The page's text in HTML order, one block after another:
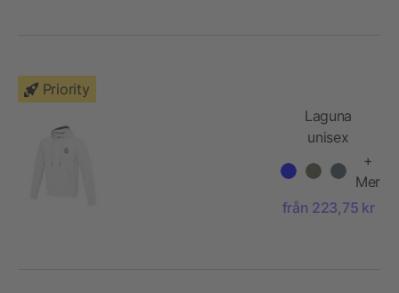
Priority
Laguna
unisex
+
Mer
från 223,75 kr